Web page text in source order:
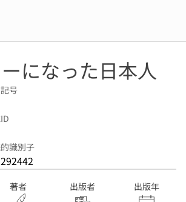
になった日本人
号
識別子
著者 出版者 出版年